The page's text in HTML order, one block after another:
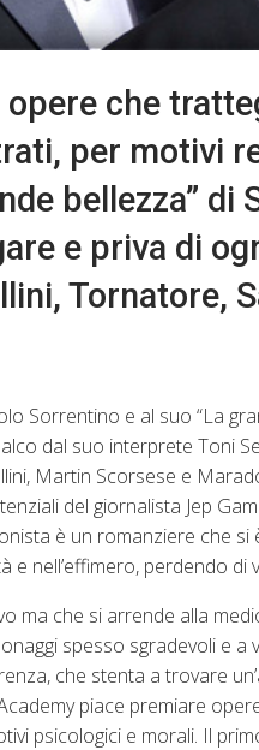
che
per motivi
bellezza” di
e priva di
Tornatore,
Sorrentino e al suo “La
dal suo interprete Toni
Martin Scorsese e
del giornalista Jep
è un romanziere che
e nell’effimero, perdendo di
ma che si arrende alla
spesso sgradevoli e
che stenta a trovare
piace premiare
psicologici e morali. Il